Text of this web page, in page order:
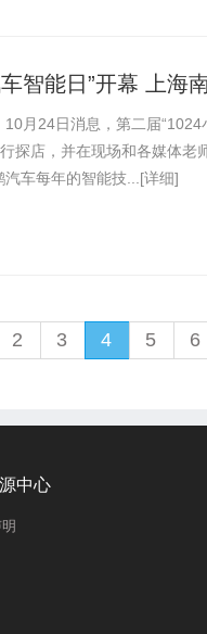
智能日”开幕 上海
10月24日消息，第二届
探店，并在现场和各媒体老
车每年的智能技... [详细]
2 3 4 5 6
中心